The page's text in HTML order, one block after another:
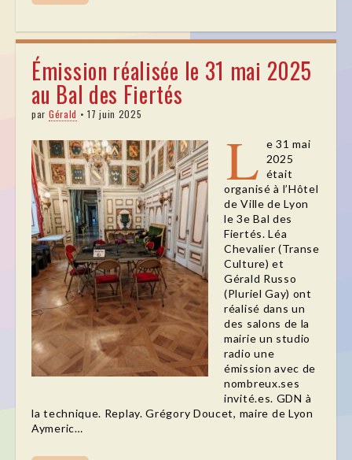
Émission réalisée le 31 mai 2025
au Bal des Fiertés
par Gérald •17 juin 2025
L e 31 mai
2025
était
organisé à l’Hôtel
de Ville de Lyon
le 3e Bal des
Fiertés. Léa
Chevalier (Transe
Culture) et
Gérald Russo
(Pluriel Gay) ont
réalisé dans un
des salons de la
mairie un studio
radio une
émission avec de
nombreux.ses
invité.es. GDN à
la technique. Replay. Grégory Doucet, maire de Lyon
Aymeric…